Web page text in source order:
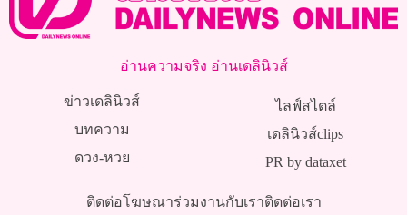
อ่านความจริง อ่านเดลินิวส์
ข่าวเดลินิวส์
บทความ
ดวง-หวย
ไลฟ์สไตล์
เดลินิวส์clips
PR by dataxet
ติดต่อโฆษณาร่วมงานกับเราติดต่อเรา